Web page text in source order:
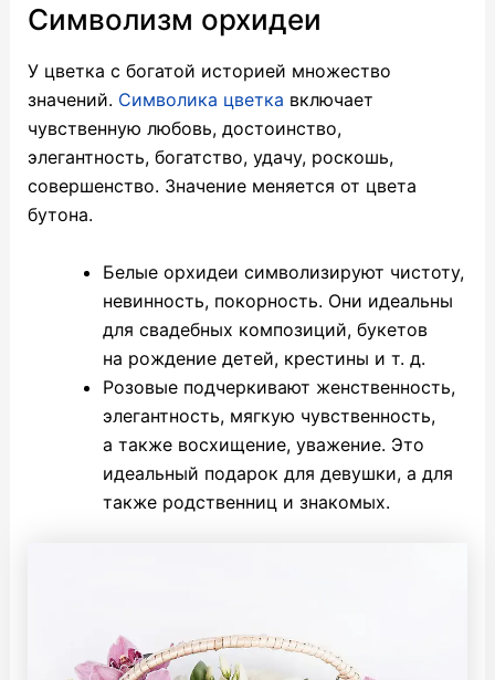
Символизм орхидеи
У цветка с богатой историей множество
значений. Символика цветка включает
чувственную любовь, достоинство,
элегантность, богатство, удачу, роскошь,
совершенство. Значение меняется от цвета
бутона.
Белые орхидеи символизируют чистоту,
невинность, покорность. Они идеальны
для свадебных композиций, букетов
на рождение детей, крестины и т. д.
Розовые подчеркивают женственность,
элегантность, мягкую чувственность,
а также восхищение, уважение. Это
идеальный подарок для девушки, а для
также родственниц и знакомых.